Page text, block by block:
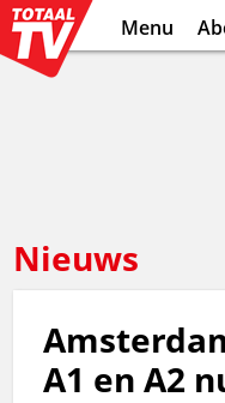
Menu
Nieuws
A1 en A2